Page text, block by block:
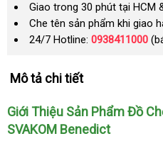
Giao trong 30 phút tại HCM
Che tên sản phẩm khi giao
24/7 Hotline: 0938411000
Mô tả chi tiết
Giới Thiệu Sản Phẩm Đồ
SVAKOM Benedict